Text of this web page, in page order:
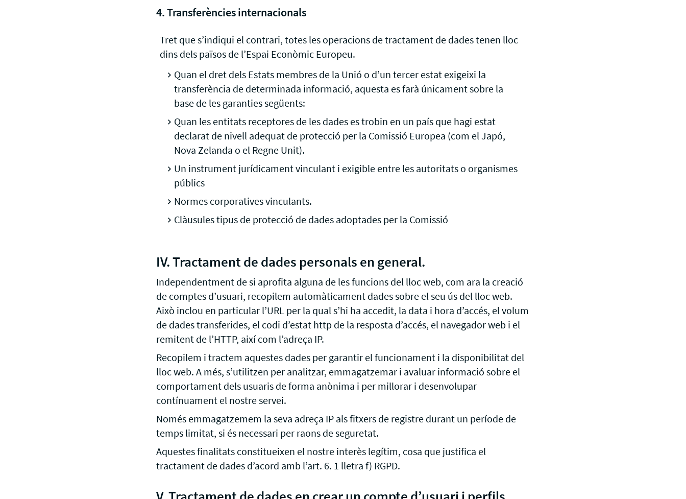
4. Transferències internacionals
Tret que s’indiqui el contrari, totes les operacions de tractament de dades tenen lloc
dins dels països de l’Espai Econòmic Europeu.
Quan el dret dels Estats membres de la Unió o d’un tercer estat exigeixi la
transferència de determinada informació, aquesta es farà únicament sobre la
base de les garanties següents:
Quan les entitats receptores de les dades es trobin en un país que hagi estat
declarat de nivell adequat de protecció per la Comissió Europea (com el Japó,
Nova Zelanda o el Regne Unit).
Un instrument jurídicament vinculant i exigible entre les autoritats o organismes
públics
Normes corporatives vinculants.
Clàusules tipus de protecció de dades adoptades per la Comissió
IV. Tractament de dades personals en general.
Independentment de si aprofita alguna de les funcions del lloc web, com ara la creació
de comptes d’usuari, recopilem automàticament dades sobre el seu ús del lloc web.
Això inclou en particular l’URL per la qual s’hi ha accedit, la data i hora d’accés, el volum
de dades transferides, el codi d’estat http de la resposta d’accés, el navegador web i el
remitent de l’HTTP, així com l’adreça IP.
Recopilem i tractem aquestes dades per garantir el funcionament i la disponibilitat del
lloc web. A més, s’utilitzen per analitzar, emmagatzemar i avaluar informació sobre el
comportament dels usuaris de forma anònima i per millorar i desenvolupar
contínuament el nostre servei.
Només emmagatzemem la seva adreça IP als fitxers de registre durant un període de
temps limitat, si és necessari per raons de seguretat.
Aquestes finalitats constitueixen el nostre interès legítim, cosa que justifica el
tractament de dades d’acord amb l’art. 6. 1 lletra f) RGPD.